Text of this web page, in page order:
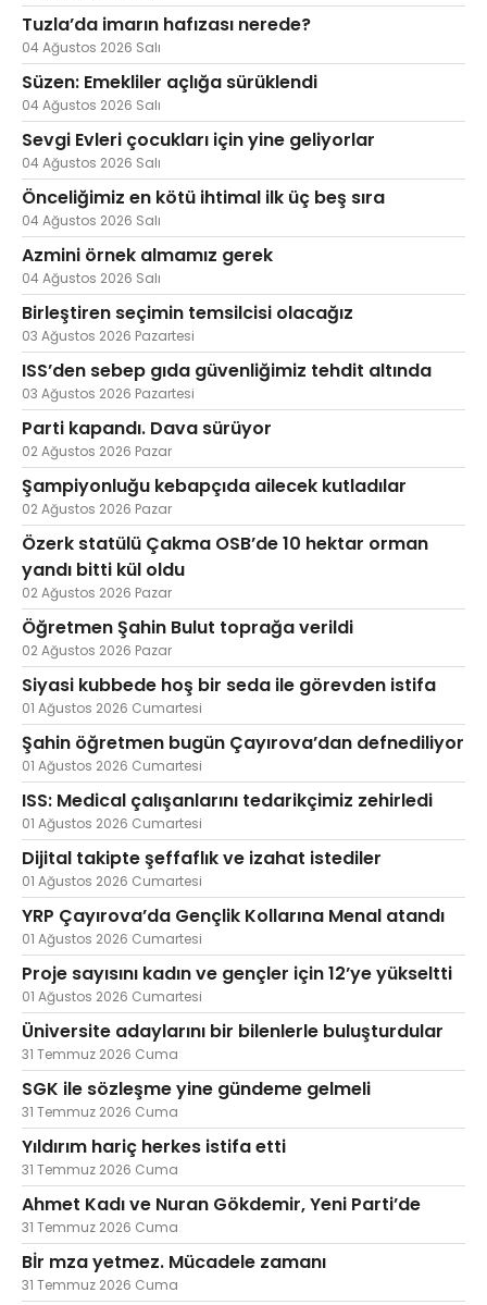
Tuzla’da imarın hafızası nerede?
04 Ağustos 2026 Salı
Süzen: Emekliler açlığa sürüklendi
04 Ağustos 2026 Salı
Sevgi Evleri çocukları için yine geliyorlar
04 Ağustos 2026 Salı
Önceliğimiz en kötü ihtimal ilk üç beş sıra
04 Ağustos 2026 Salı
Azmini örnek almamız gerek
04 Ağustos 2026 Salı
Birleştiren seçimin temsilcisi olacağız
03 Ağustos 2026 Pazartesi
ISS’den sebep gıda güvenliğimiz tehdit altında
03 Ağustos 2026 Pazartesi
Parti kapandı. Dava sürüyor
02 Ağustos 2026 Pazar
Şampiyonluğu kebapçıda ailecek kutladılar
02 Ağustos 2026 Pazar
Özerk statülü Çakma OSB’de 10 hektar orman
yandı bitti kül oldu
02 Ağustos 2026 Pazar
Öğretmen Şahin Bulut toprağa verildi
02 Ağustos 2026 Pazar
Siyasi kubbede hoş bir seda ile görevden istifa
01 Ağustos 2026 Cumartesi
Şahin öğretmen bugün Çayırova’dan defnediliyor
01 Ağustos 2026 Cumartesi
ISS: Medical çalışanlarını tedarikçimiz zehirledi
01 Ağustos 2026 Cumartesi
Dijital takipte şeffaflık ve izahat istediler
01 Ağustos 2026 Cumartesi
YRP Çayırova’da Gençlik Kollarına Menal atandı
01 Ağustos 2026 Cumartesi
Proje sayısını kadın ve gençler için 12’ye yükseltti
01 Ağustos 2026 Cumartesi
Üniversite adaylarını bir bilenlerle buluşturdular
31 Temmuz 2026 Cuma
SGK ile sözleşme yine gündeme gelmeli
31 Temmuz 2026 Cuma
Yıldırım hariç herkes istifa etti
31 Temmuz 2026 Cuma
Ahmet Kadı ve Nuran Gökdemir, Yeni Parti’de
31 Temmuz 2026 Cuma
Bİr mza yetmez. Mücadele zamanı
31 Temmuz 2026 Cuma